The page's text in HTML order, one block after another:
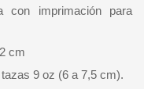
imprimación para
cm
9 oz (6 a 7,5 cm).